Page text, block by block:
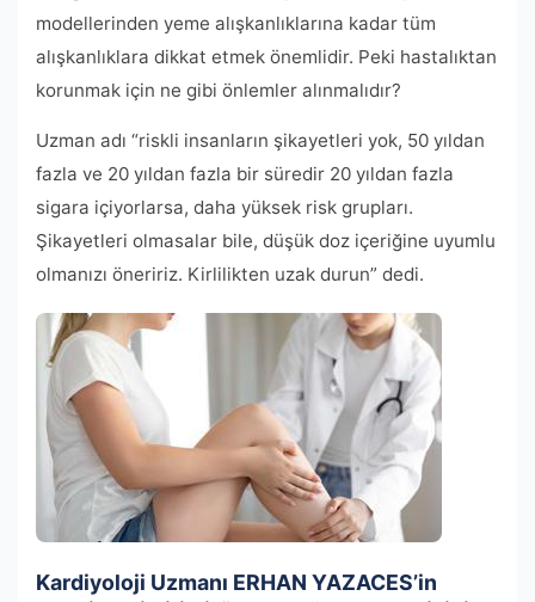
modellerinden yeme alışkanlıklarına kadar tüm
alışkanlıklara dikkat etmek önemlidir. Peki hastalıktan
korunmak için ne gibi önlemler alınmalıdır?
Uzman adı “riskli insanların şikayetleri yok, 50 yıldan
fazla ve 20 yıldan fazla bir süredir 20 yıldan fazla
sigara içiyorlarsa, daha yüksek risk grupları.
Şikayetleri olmasalar bile, düşük doz içeriğine uyumlu
olmanızı öneririz. Kirlilikten uzak durun” dedi.
Kardiyoloji Uzmanı ERHAN YAZACES’in